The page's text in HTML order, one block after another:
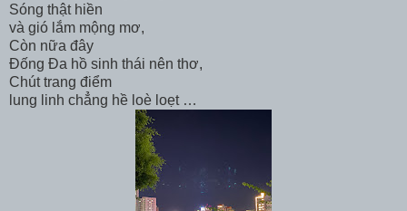
Sóng thật hiền
và gió lắm mộng mơ,
Còn nữa đây
Đống Đa hồ sinh thái nên thơ,
Chút trang điểm
lung linh chẳng hề loè loẹt …